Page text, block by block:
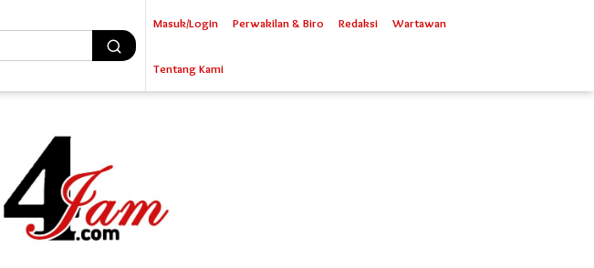
Masuk/Login Perwakilan & Biro Redaksi Wartawan
Tentang Kami